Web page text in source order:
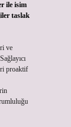
ile isim
taslak
ve
proaktif